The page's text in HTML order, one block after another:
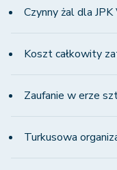
Czynny żal dla
Koszt całkowity
Zaufanie w erze
Turkusowa